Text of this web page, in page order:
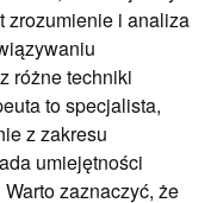
zrozumienie i analiza
różne techniki
to specjalista,
z zakresu
umiejętności
zaznaczyć, że